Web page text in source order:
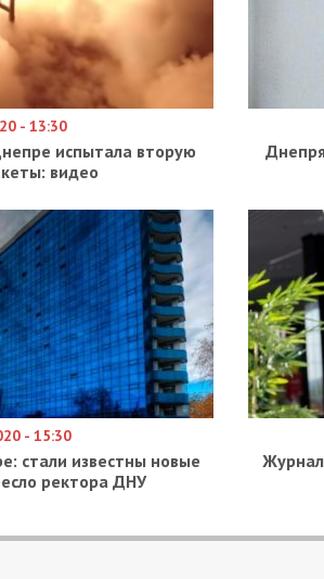
предприятий
победу. А уже после нее
снова будем мирно жить,